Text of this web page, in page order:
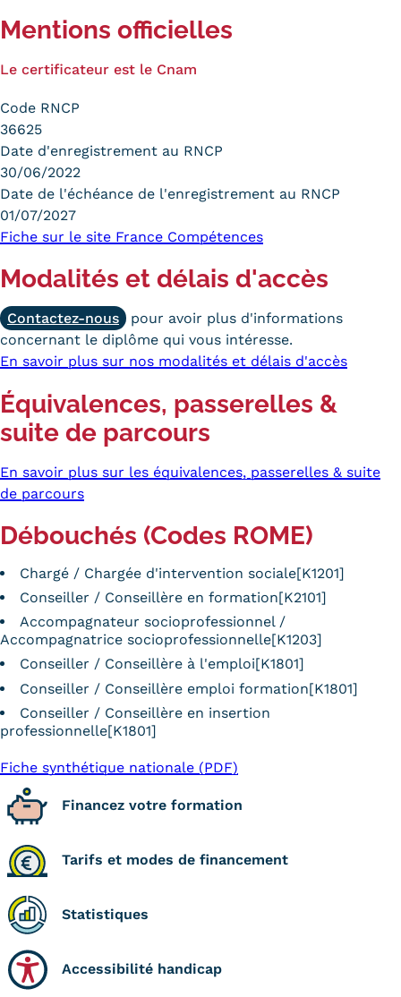
Mentions officielles
Le certificateur est le Cnam
Code RNCP
36625
Date d'enregistrement au RNCP
30/06/2022
Date de l'échéance de l'enregistrement au RNCP
01/07/2027
Fiche sur le site France Compétences
Modalités et délais d'accès
Contactez-nous
pour avoir plus d'informations
concernant le diplôme qui vous intéresse.
En savoir plus sur nos modalités et délais d'accès
Équivalences, passerelles &
suite de parcours
En savoir plus sur les équivalences, passerelles & suite
de parcours
Débouchés (Codes ROME)
Chargé / Chargée d'intervention sociale[K1201]
Conseiller / Conseillère en formation[K2101]
Accompagnateur socioprofessionnel /
Accompagnatrice socioprofessionnelle[K1203]
Conseiller / Conseillère à l'emploi[K1801]
Conseiller / Conseillère emploi formation[K1801]
Conseiller / Conseillère en insertion
professionnelle[K1801]
Fiche synthétique nationale (PDF)
Financez votre formation
Tarifs et modes de financement
Statistiques
Accessibilité handicap